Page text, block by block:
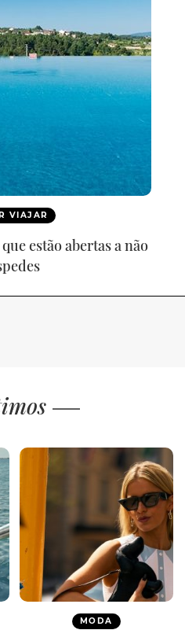
VIAJAR
estão abertas a não
MODA